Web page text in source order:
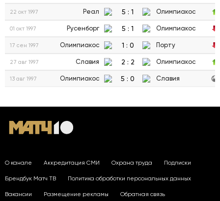
22 окт 1997 Реал 5 : 1 Олимпиакос
01 окт 1997 Русенборг 5 : 1 Олимпиакос
17 сен 1997 Олимпиакос 1 : 0 Порту
27 авг 1997 Славия 2 : 2 Олимпиакос
13 авг 1997 Олимпиакос 5 : 0 Славия
О канале Аккредитация СМИ Охрана труда Подписки
Брендбук Матч ТВ Политика обработки персональных данных
Вакансии Размещение рекламы Обратная связь